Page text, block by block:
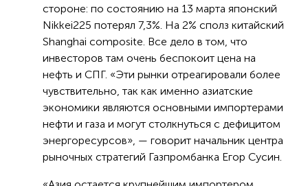
стороне: по состоянию на 13 марта японский
Nikkei225 потерял 7,3%. На 2% сполз китайский
Shanghai composite. Все дело в том, что
инвесторов там очень беспокоит цена на
нефть и СПГ. «Эти рынки отреагировали более
чувствительно, так как именно азиатские
экономики являются основными импортерами
нефти и газа и могут столкнуться с дефицитом
энергоресурсов», — говорит начальник центра
рыночных стратегий Газпромбанка Егор Сусин.